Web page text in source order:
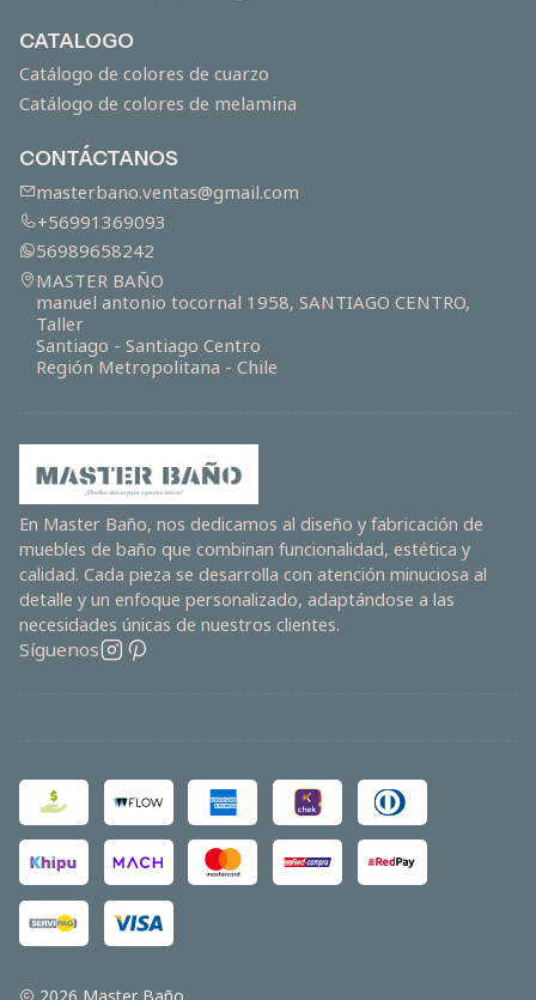
CATALOGO
Catálogo de colores de cuarzo
Catálogo de colores de melamina
CONTÁCTANOS
masterbano.ventas@gmail.com
+56991369093
56989658242
MASTER BAÑO
manuel antonio tocornal 1958, SANTIAGO CENTRO,
Taller
Santiago - Santiago Centro
Región Metropolitana - Chile
En Master Baño, nos dedicamos al diseño y fabricación de
muebles de baño que combinan funcionalidad, estética y
calidad. Cada pieza se desarrolla con atención minuciosa al
detalle y un enfoque personalizado, adaptándose a las
necesidades únicas de nuestros clientes.
Síguenos